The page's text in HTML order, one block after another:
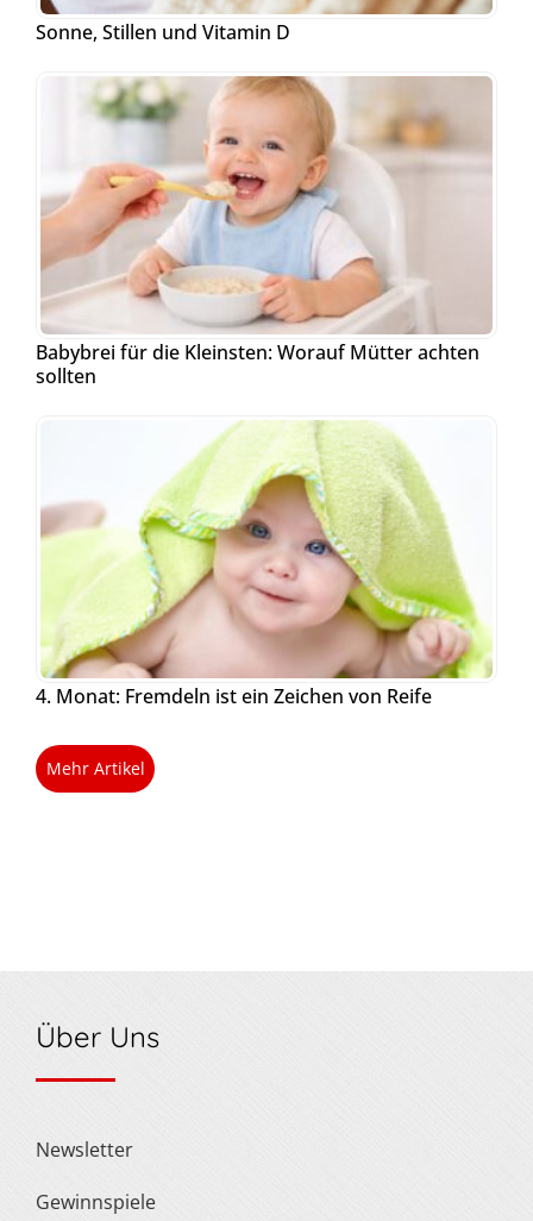
Sonne, Stillen und Vitamin D
Babybrei für die Kleinsten: Worauf Mütter achten
sollten
4. Monat: Fremdeln ist ein Zeichen von Reife
Mehr Artikel
Über Uns
Newsletter
Gewinnspiele